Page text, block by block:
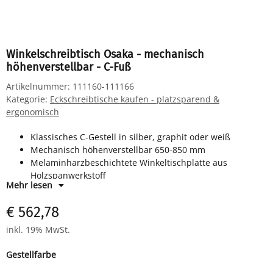
Winkelschreibtisch Osaka - mechanisch
höhenverstellbar - C-Fuß
Artikelnummer: 111160-111166
Kategorie: Eckschreibtische kaufen - platzsparend &
ergonomisch
Klassisches C-Gestell in silber, graphit oder weiß
Mechanisch höhenverstellbar 650-850 mm
Melaminharzbeschichtete Winkeltischplatte aus
Holzspanwerkstoff
Horizontale Kabelwanne
Mehr lesen
€ 562,78
inkl. 19% MwSt.
Gestellfarbe